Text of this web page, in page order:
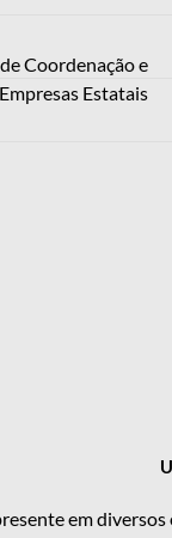
Coordenação e
Estatais
em diversos